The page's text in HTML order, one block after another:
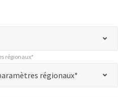
régionaux*
régionaux*